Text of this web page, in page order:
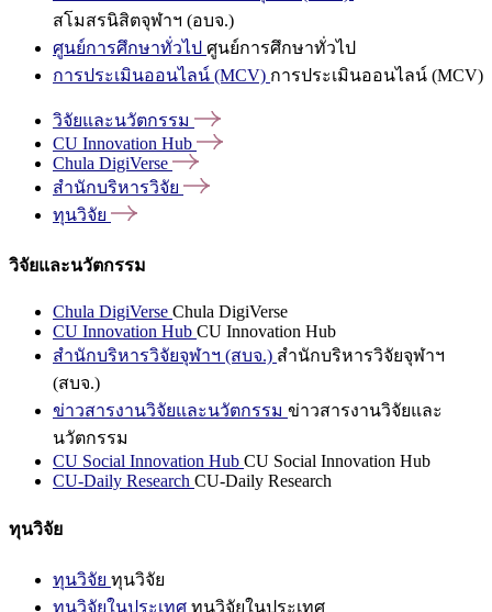
สโมสรนิสิตจุฬาฯ (อบจ.)
ศูนย์การศึกษาทั่วไป ศูนย์การศึกษาทั่วไป
การประเมินออนไลน์ (MCV) การประเมินออนไลน์ (MCV)
วิจัยและนวัตกรรม
CU Innovation Hub
Chula DigiVerse
สำนักบริหารวิจัย
ทุนวิจัย
วิจัยและนวัตกรรม
Chula DigiVerse Chula DigiVerse
CU Innovation Hub CU Innovation Hub
สำนักบริหารวิจัยจุฬาฯ (สบจ.) สำนักบริหารวิจัยจุฬาฯ
(สบจ.)
ข่าวสารงานวิจัยและนวัตกรรม ข่าวสารงานวิจัยและ
นวัตกรรม
CU Social Innovation Hub CU Social Innovation Hub
CU-Daily Research CU-Daily Research
ทุนวิจัย
ทุนวิจัย ทุนวิจัย
ทุนวิจัยในประเทศ ทุนวิจัยในประเทศ